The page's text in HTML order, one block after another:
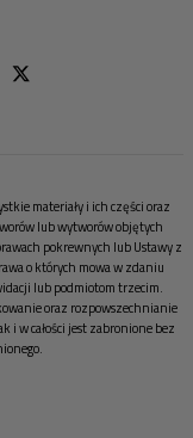
materiały i ich części oraz
lub wytworów objętych
pokrewnych lub Ustawy z
o których mowa w zdaniu
lub podmiotom trzecim.
oraz rozpowszechnianie
i w całości jest zabronione bez